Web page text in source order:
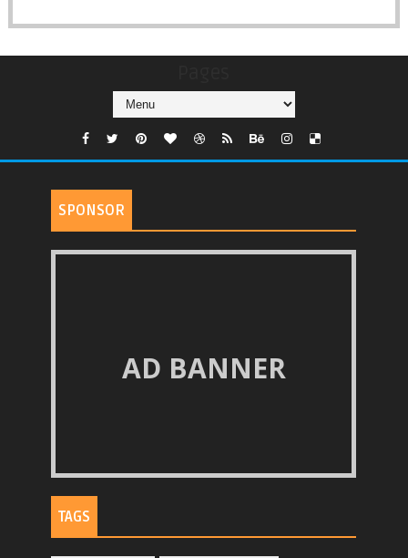
SPONSOR
AD BANNER
TAGS